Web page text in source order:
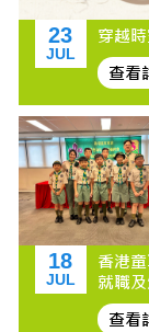
23
JUL
穿越
查看
18
JUL
香港
就職
查看